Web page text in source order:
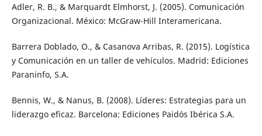
Adler, R. B., & Marquardt Elmhorst, J. (2005). Comunicación
Organizacional. México: McGraw-Hill Interamericana.
Barrera Doblado, O., & Casanova Arribas, R. (2015). Logística
y Comunicación en un taller de vehículos. Madrid: Ediciones
Paraninfo, S.A.
Bennis, W., & Nanus, B. (2008). Líderes: Estrategias para un
liderazgo eficaz. Barcelona: Ediciones Paidós Ibérica S.A.